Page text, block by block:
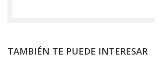
TAMBIÉN TE PUEDE INTERESAR